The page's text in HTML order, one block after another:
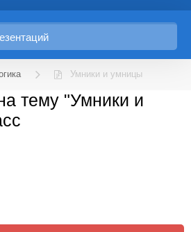
Умники и умницы
тему "Умники и